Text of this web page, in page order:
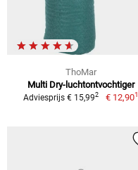
ThoMar
Multi Dry-luchtontvochtiger
Adviesprijs € 15,992 € 12,901